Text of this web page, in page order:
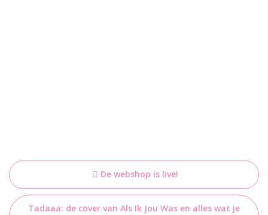
Bericht
navigatie
De webshop is live!
Tadaaa: de cover van Als Ik Jou Was en alles wat je